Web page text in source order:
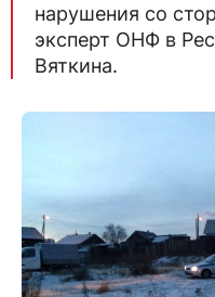
нарушения со
эксперт ОНФ в
Вяткина.